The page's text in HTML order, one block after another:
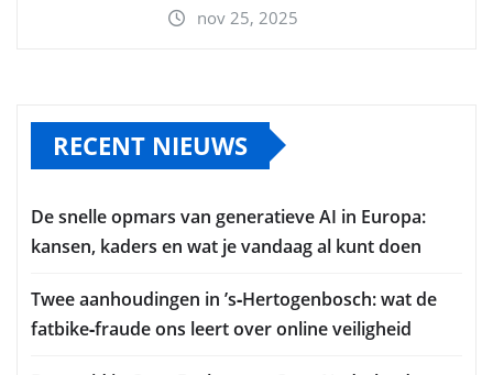
nov 25, 2025
RECENT NIEUWS
De snelle opmars van generatieve AI in Europa:
kansen, kaders en wat je vandaag al kunt doen
Twee aanhoudingen in ’s‑Hertogenbosch: wat de
fatbike‑fraude ons leert over online veiligheid